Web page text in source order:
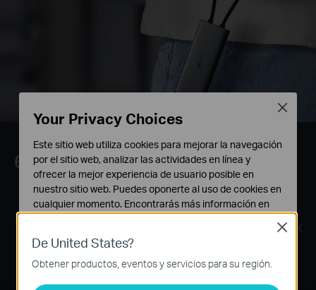
6 en 1
Protección del Carga Rápida de
HDMI
de Alta Definición 4K
De United States?
Obtener productos, eventos y servicios para su región.
Close
Your Privacy Choices
Este sitio web utiliza cookies para mejorar la navegación
por el sitio web, analizar las actividades en línea y
ofrecer la mejor experiencia de usuario posible en
nuestro sitio web. Puedes oponerte al uso de cookies en
cualquier momento. Encontrarás más información en
Cookies Básicas
Estas cookies son necesarias para el funcionamiento
del sitio web y no pueden desactivarse en tu sistema.
Close